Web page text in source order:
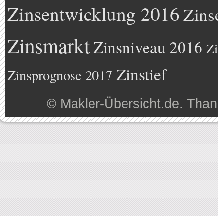
Zinsentwicklung 2016
ZinsmarktZinsniveau 2016
Zinsprognose 2017 Zinstief
© Makler-Übersicht.de.